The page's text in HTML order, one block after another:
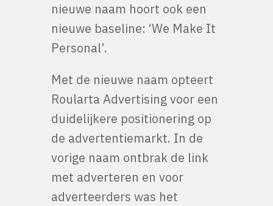
nieuwe naam hoort ook een
nieuwe baseline: ‘We Make It
Personal’.
Met de nieuwe naam opteert
Roularta Advertising voor een
duidelijkere positionering op
de advertentiemarkt. In de
vorige naam ontbrak de link
met adverteren en voor
adverteerders was het